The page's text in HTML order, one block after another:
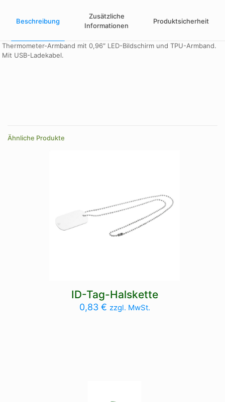
Beschreibung
Zusätzliche
Informationen
Produktsicherheit
Thermometer-Armband mit 0,96″ LED-Bildschirm und TPU-Armband.
Mit USB-Ladekabel.
Ähnliche Produkte
ID-Tag-Halskette
0,83 € zzgl. MwSt.